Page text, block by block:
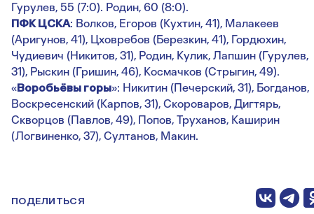
Гурулев, 55 (7:0). Родин, 60 (8:0).
ПФК ЦСКА: Волков, Егоров (Кухтин, 41), Малакеев
(Аригунов, 41), Цховребов (Березкин, 41), Гордюхин,
Чудиевич (Никитов, 31), Родин, Кулик, Лапшин (Гурулев,
31), Рыскин (Гришин, 46), Космачков (Стрыгин, 49).
«Воробьёвы горы»: Никитин (Печерский, 31), Богданов,
Воскресенский (Карпов, 31), Скороваров, Дигтярь,
Скворцов (Павлов, 49), Попов, Труханов, Каширин
(Логвиненко, 37), Султанов, Макин.
ПОДЕЛИТЬСЯ